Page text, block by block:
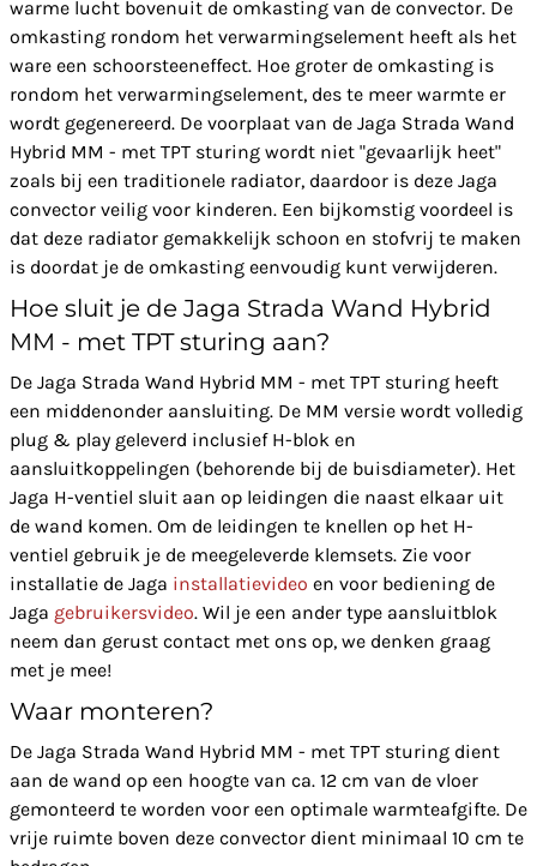
warme lucht bovenuit de omkasting van de convector. De
omkasting rondom het verwarmingselement heeft als het
ware een schoorsteeneffect. Hoe groter de omkasting is
rondom het verwarmingselement, des te meer warmte er
wordt gegenereerd. De voorplaat van de Jaga Strada Wand
Hybrid MM - met TPT sturing wordt niet "gevaarlijk heet"
zoals bij een traditionele radiator, daardoor is deze Jaga
convector veilig voor kinderen. Een bijkomstig voordeel is
dat deze radiator gemakkelijk schoon en stofvrij te maken
is doordat je de omkasting eenvoudig kunt verwijderen.
Hoe sluit je de Jaga Strada Wand Hybrid
MM - met TPT sturing aan?
De Jaga Strada Wand Hybrid MM - met TPT sturing heeft
een middenonder aansluiting. De MM versie wordt volledig
plug & play geleverd inclusief H-blok en
aansluitkoppelingen (behorende bij de buisdiameter). Het
Jaga H-ventiel sluit aan op leidingen die naast elkaar uit
de wand komen. Om de leidingen te knellen op het H-
ventiel gebruik je de meegeleverde klemsets. Zie voor
installatie de Jaga installatievideo en voor bediening de
Jaga gebruikersvideo. Wil je een ander type aansluitblok
neem dan gerust contact met ons op, we denken graag
met je mee!
Waar monteren?
De Jaga Strada Wand Hybrid MM - met TPT sturing dient
aan de wand op een hoogte van ca. 12 cm van de vloer
gemonteerd te worden voor een optimale warmteafgifte. De
vrije ruimte boven deze convector dient minimaal 10 cm te